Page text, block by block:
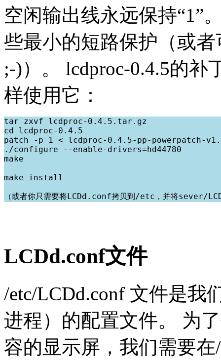
空闲输出线永远保持“1”
些最小的短路保护（或
;-)）。 lcdproc-0.4.5的
样使用它：
tar zxvf lcdproc-0.4.5.tar.gz
cd lcdproc-0.4.5
patch -p 1 < lcdproc-0.4.5-pp-powerpatch-
./configure --enable-drivers=hd44780
make
make install
LCDd.conf文件
/etc/LCDd.conf 文件是我
进程）的配置文件。 为
容的显示屏，我们需要